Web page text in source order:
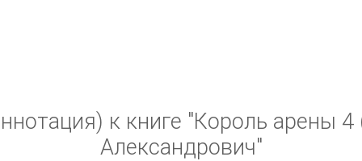
к книге "Король арены
Александрович"